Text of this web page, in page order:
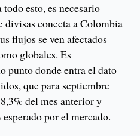
esto, es necesario
divisas conecta a Colombia
flujos se ven afectados
globales. Es
punto donde entra el dato
que para septiembre
del mes anterior y
por el mercado.